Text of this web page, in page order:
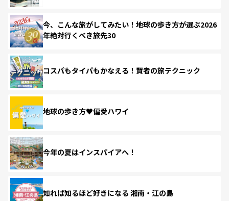
今、こんな旅がしてみたい！地球の歩き方が選ぶ2026
年絶対行くべき旅先30
コスパもタイパもかなえる！賢者の旅テクニック
地球の歩き方♥偏愛ハワイ
今年の夏はインスパイアへ！
知れば知るほど好きになる 湘南・江の島